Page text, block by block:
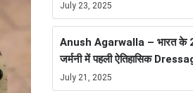
July 23, 2025
Anush Agarwalla – भारत के 26
जर्मनी में पहली ऐतिहासिक
July 21, 2025